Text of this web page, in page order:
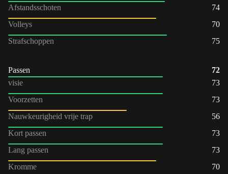
Afstandsschoten
74
Volleys
70
Strafschoppen
75
Passen
72
visie
73
Voorzetten
73
Nauwkeurigheid vrije trap
56
Kort passen
73
Lang passen
73
Kromme
70